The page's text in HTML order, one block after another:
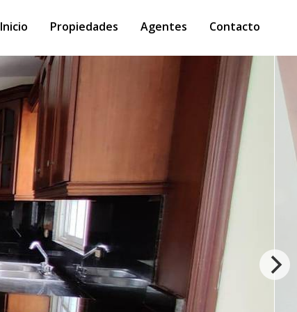
Inicio Propiedades Agentes Contacto